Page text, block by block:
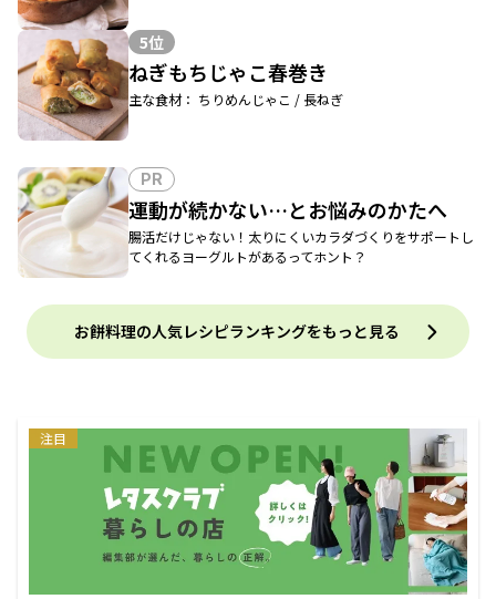
5位
ねぎもちじゃこ春巻き
主な食材： ちりめんじゃこ / 長ねぎ
PR
運動が続かない…とお悩みのかたへ
腸活だけじゃない！太りにくいカラダづくりをサポートし
てくれるヨーグルトがあるってホント？
お餅料理の人気レシピランキングをもっと見る
注目